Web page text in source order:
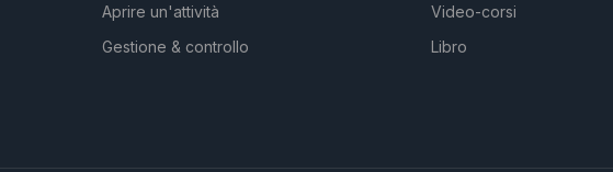
Aprire un'attività
Gestione & controllo
Video-corsi
Libro